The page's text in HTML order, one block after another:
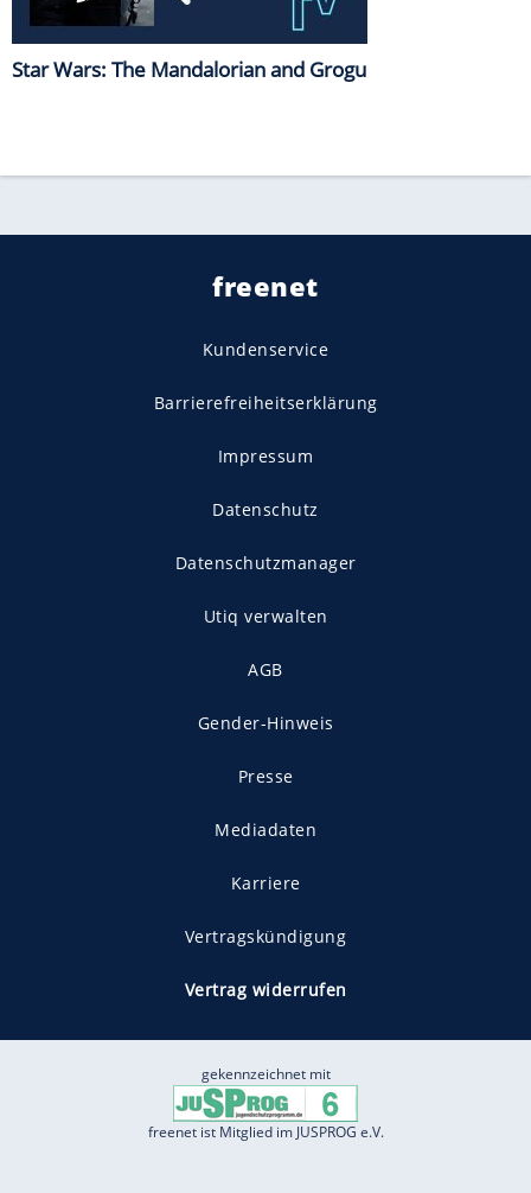
Star Wars: The Mandalorian and Grogu
freenet
Kundenservice
Barrierefreiheitserklärung
Impressum
Datenschutz
Datenschutzmanager
Utiq verwalten
AGB
Gender-Hinweis
Presse
Mediadaten
Karriere
Vertragskündigung
Vertrag widerrufen
gekennzeichnet mit
freenet ist Mitglied im JUSPROG e.V.